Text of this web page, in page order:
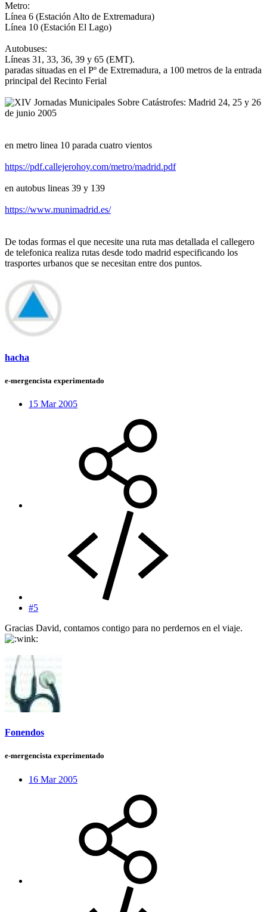
Metro:
Línea 6 (Estación Alto de Extremadura)
Línea 10 (Estación El Lago)
Autobuses:
Líneas 31, 33, 36, 39 y 65 (EMT).
paradas situadas en el Pº de Extremadura, a 100 metros de la entrada
principal del Recinto Ferial
en metro linea 10 parada cuatro vientos
https://pdf.callejerohoy.com/metro/madrid.pdf
en autobus lineas 39 y 139
https://www.munimadrid.es/
De todas formas el que necesite una ruta mas detallada el callegero
de telefonica realiza rutas desde todo madrid especificando los
trasportes urbanos que se necesitan entre dos puntos.
hacha
e-mergencista experimentado
15 Mar 2005
#5
Gracias David, contamos contigo para no perdernos en el viaje.
Fonendos
e-mergencista experimentado
16 Mar 2005